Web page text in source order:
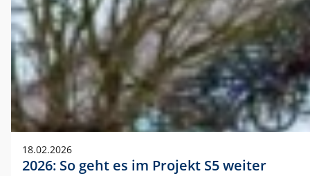
18.02.2026
2026: So geht es im Projekt S5 weiter